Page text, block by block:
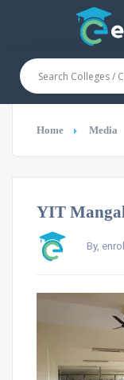
Home Media
YIT
By,